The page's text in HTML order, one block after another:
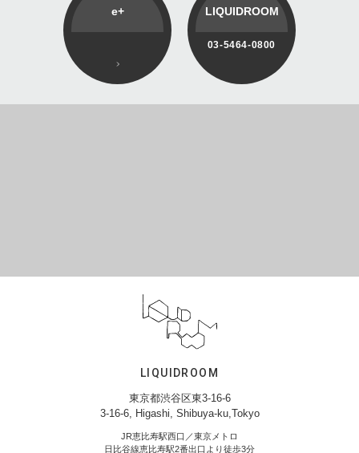
e+ LIQUIDROOM
03-5464-0800
LIQUIDROOM
東京都渋谷区東3-16-6
3-16-6, Higashi, Shibuya-ku,Tokyo
JR恵比寿駅西口／東京メトロ
日比谷線恵比寿駅2番出口より徒歩3分